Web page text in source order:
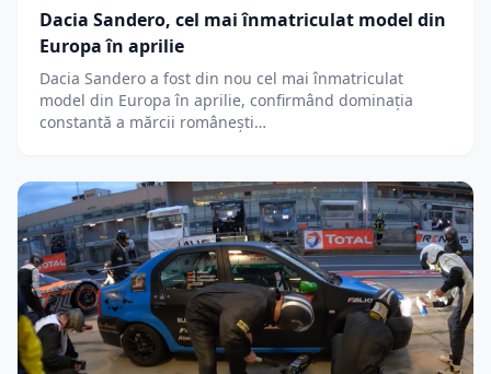
Dacia Sandero, cel mai înmatriculat model din
Europa în aprilie
Dacia Sandero a fost din nou cel mai înmatriculat
model din Europa în aprilie, confirmând dominația
constantă a mărcii românești…